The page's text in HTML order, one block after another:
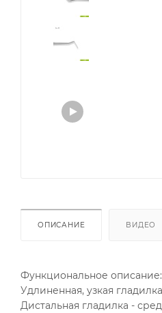
ОПИСАНИЕ ВИДЕО
Функциональное описание:
Удлиненная, узкая
Дистальная гладилка -